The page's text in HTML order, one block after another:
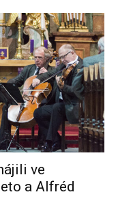
ve
a Alfréd